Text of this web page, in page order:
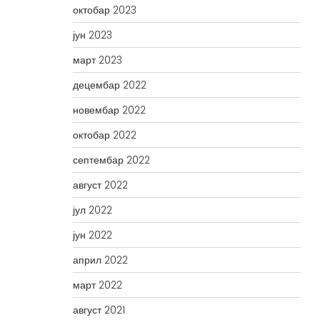
октобар 2023
јун 2023
март 2023
децембар 2022
новембар 2022
октобар 2022
септембар 2022
август 2022
јул 2022
јун 2022
април 2022
март 2022
август 2021